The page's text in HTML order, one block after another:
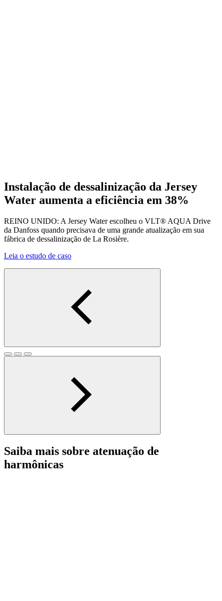
Instalação de dessalinização da Jersey
Water aumenta a eficiência em 38%
REINO UNIDO: A Jersey Water escolheu o VLT® AQUA Drive
da Danfoss quando precisava de uma grande atualização em sua
fábrica de dessalinização de La Rosière.
Leia o estudo de caso
Saiba mais sobre atenuação de
harmônicas